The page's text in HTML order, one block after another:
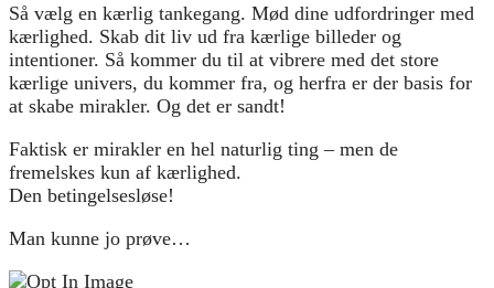
Så vælg en kærlig tankegang. Mød dine udfordringer med
kærlighed. Skab dit liv ud fra kærlige billeder og
intentioner. Så kommer du til at vibrere med det store
kærlige univers, du kommer fra, og herfra er der basis for
at skabe mirakler. Og det er sandt!
Faktisk er mirakler en hel naturlig ting – men de
fremelskes kun af kærlighed.
Den betingelsesløse!
Man kunne jo prøve…